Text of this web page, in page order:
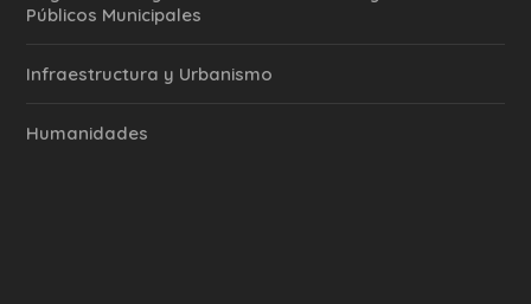
Públicos Municipales
Infraestructura y Urbanismo
Humanidades